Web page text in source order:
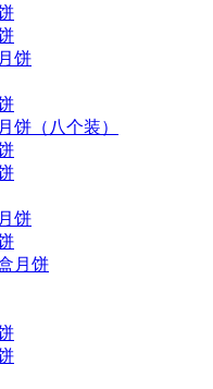
饼
饼（八个装）
饼
月饼